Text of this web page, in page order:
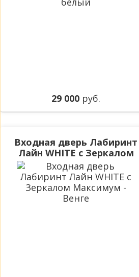
29 000 руб.
Входная дверь Лабиринт
Лайн WHITE с Зеркалом
Максимум - Венге